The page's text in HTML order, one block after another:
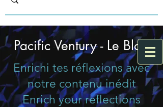
Pacific Ventury - Le Blog
Enrichi tes réflexions avec
notre contenu inédit
Enrich your reflections